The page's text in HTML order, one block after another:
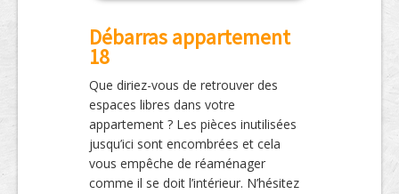
Débarras appartement
18
Que diriez-vous de retrouver des
espaces libres dans votre
appartement ? Les pièces inutilisées
jusqu’ici sont encombrées et cela
vous empêche de réaménager
comme il se doit l’intérieur. N’hésitez